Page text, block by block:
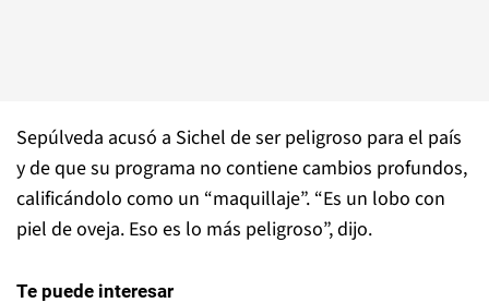
Sepúlveda acusó a Sichel de ser peligroso para el país
y de que su programa no contiene cambios profundos,
calificándolo como un “maquillaje”. “Es un lobo con
piel de oveja. Eso es lo más peligroso”, dijo.
Te puede interesar